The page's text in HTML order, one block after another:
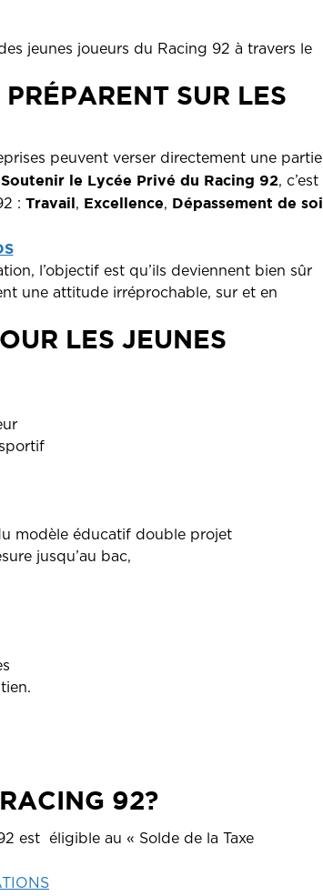
jeunes joueurs du Racing 92 à travers le
PRÉPARENT SUR LES
peuvent verser directement une partie
Soutenir le Lycée Privé du Racing 92, c’est
: Travail, Excellence, Dépassement de soi
l’objectif est qu’ils deviennent bien sûr
une attitude irréprochable, sur et en
LES JEUNES
modèle éducatif double projet
jusqu’au bac,
92?
est
éligible au « Solde de la Taxe